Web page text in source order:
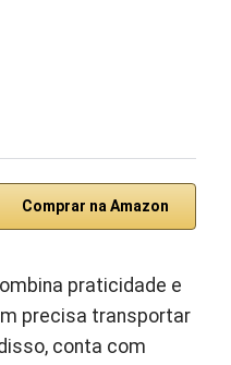
Comprar na Amazon
praticidade e
precisa transportar
conta com